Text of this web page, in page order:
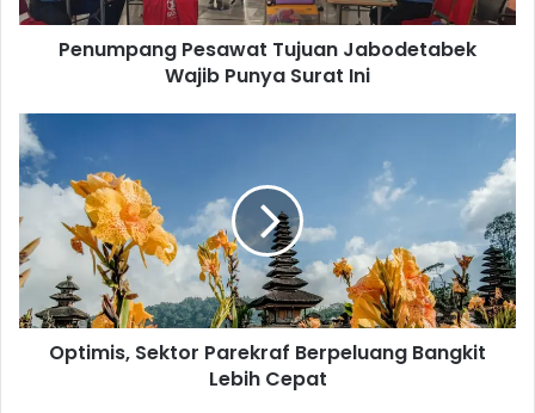
g
a
w
a
T
u
j
a
Penumpang Pesawat Tujuan Jabodetabek
Wajib Punya Surat Ini
O
p
t
m
i
s
S
Optimis, Sektor Parekraf Berpeluang Bangkit
Lebih Cepat